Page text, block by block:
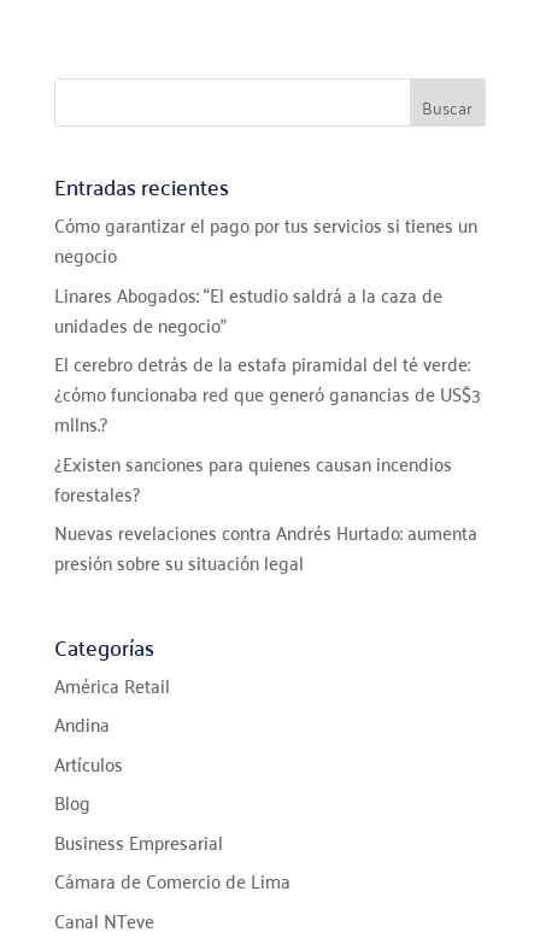
Entradas recientes
Cómo garantizar el pago por tus servicios si tienes un
negocio
Linares Abogados: “El estudio saldrá a la caza de
unidades de negocio”
El cerebro detrás de la estafa piramidal del té verde:
¿cómo funcionaba red que generó ganancias de US$3
mllns.?
¿Existen sanciones para quienes causan incendios
forestales?
Nuevas revelaciones contra Andrés Hurtado: aumenta
presión sobre su situación legal
Categorías
América Retail
Andina
Artículos
Blog
Business Empresarial
Cámara de Comercio de Lima
Canal NTeve